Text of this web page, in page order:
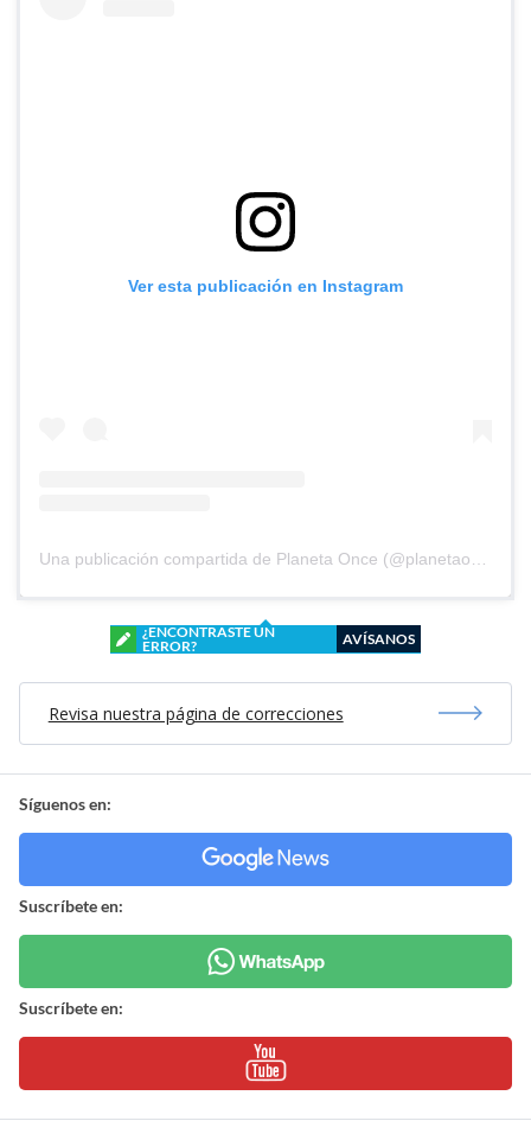
Ver esta publicación en Instagram
¿ENCONTRASTE UN
ERROR?
AVÍSANOS
Revisa nuestra página de correcciones
Síguenos en:
Suscríbete en:
Suscríbete en: